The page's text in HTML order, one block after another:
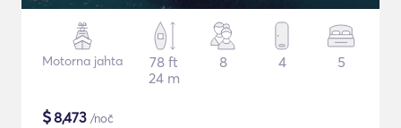
Motorna jahta
78 ft
24 m
8 4 5
$8,473 /noč